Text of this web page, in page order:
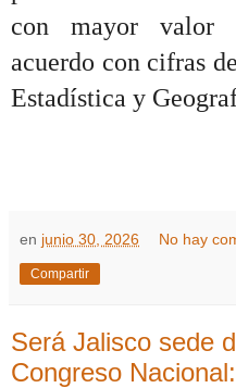
con mayor valor
acuerdo con cifras
Estadística y
en junio 30, 2026 No hay
Compartir
Será Jalisco sede
Congreso